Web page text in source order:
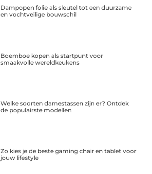
Dampopen folie als sleutel tot een duurzame
en vochtveilige bouwschil
Boemboe kopen als startpunt voor
smaakvolle wereldkeukens
Welke soorten damestassen zijn er? Ontdek
de populairste modellen
Zo kies je de beste gaming chair en tablet voor
jouw lifestyle